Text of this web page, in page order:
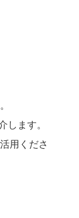
します。
用くださ